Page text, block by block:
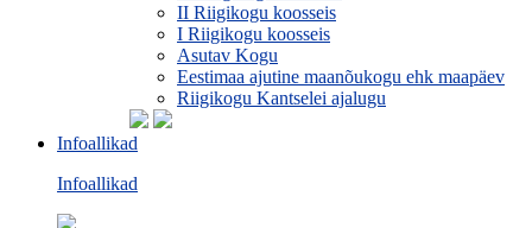
II Riigikogu koosseis
I Riigikogu koosseis
Asutav Kogu
Eestimaa ajutine maanõukogu ehk maapäev
Riigikogu Kantselei ajalugu
Infoallikad
Infoallikad